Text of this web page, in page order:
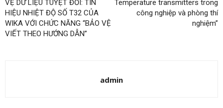
VỆ DỮ LIỆU TUYỆT ĐỐI: TÍN
HIỆU NHIỆT ĐỘ SỐ T32 CỦA
WIKA VỚI CHỨC NĂNG “BẢO VỆ
VIẾT THEO HƯỚNG DẪN”
Temperature transmitters trong
công nghiệp và phòng thí
nghiệm”
admin